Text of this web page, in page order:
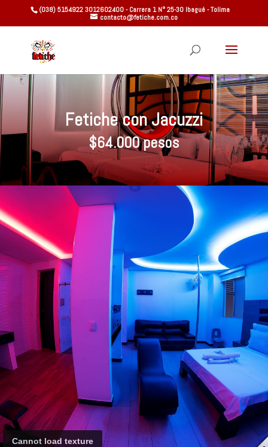
(038) 5154922 3012602400 - Carrera 1 N° 25-30 Ibagué - Tolima
contacto@fetiche.com.co
Fetiche con Jacuzzi
$64.000 pesos
Cannot load texture